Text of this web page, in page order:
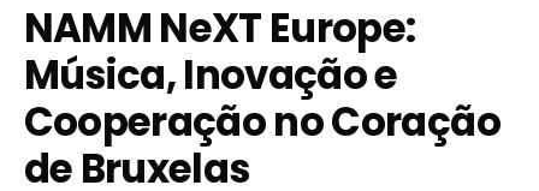
NAMM NeXT Europe:
Música, Inovação e
Cooperação no Coração
de Bruxelas